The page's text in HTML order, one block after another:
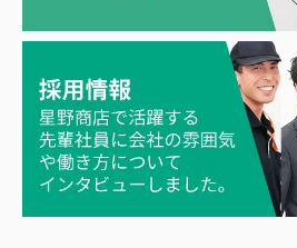
た）タカノ株式会社
た）ダイニック株式会社
ち）中興化成工業株式会社
て）帝人フロンティア株式会社
て）テサテープ株式会社